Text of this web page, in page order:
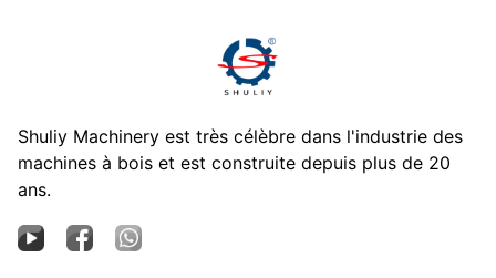
Shuliy Machinery est très célèbre dans l'industrie des
machines à bois et est construite depuis plus de 20
ans.